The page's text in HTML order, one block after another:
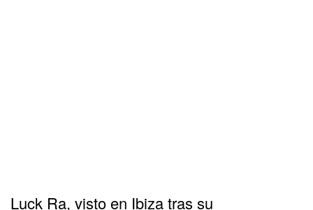
Luck Ra, visto en Ibiza tras su